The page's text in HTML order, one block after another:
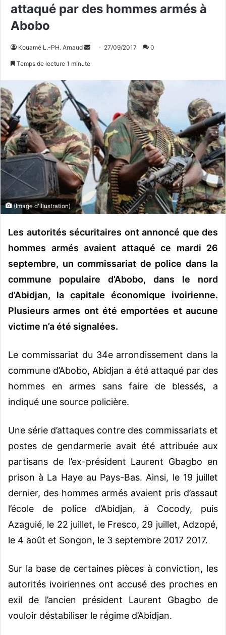
attaqué par des hommes armés à
Abobo
Kouamé L.-PH. Arnaud
e
r
u
n
c
o
u
r
r
e
27/09/2017 0
Temps de lecture 1 minute
(Image d'illustration)
Les autorités sécuritaires ont annoncé que des
hommes armés avaient attaqué ce mardi 26
septembre, un commissariat de police dans la
commune populaire d’Abobo, dans le nord
d’Abidjan, la capitale économique ivoirienne.
Plusieurs armes ont été emportées et aucune
victime n’a été signalées.
Le commissariat du 34e arrondissement dans la
commune d’Abobo, Abidjan a été attaqué par des
hommes en armes sans faire de blessés, a
indiqué une source policière.
Une série d’attaques contre des commissariats et
postes de gendarmerie avait été attribuée aux
partisans de l’ex-président Laurent Gbagbo en
prison à La Haye au Pays-Bas. Ainsi, le 19 juillet
dernier, des hommes armés avaient pris d’assaut
l’école de police d’Abidjan, à Cocody, puis
Azaguié, le 22 juillet, le Fresco, 29 juillet, Adzopé,
le 4 août et Songon, le 3 septembre 2017 2017.
Sur la base de certaines pièces à conviction, les
autorités ivoiriennes ont accusé des proches en
exil de l’ancien président Laurent Gbagbo de
vouloir déstabiliser le régime d’Abidjan.